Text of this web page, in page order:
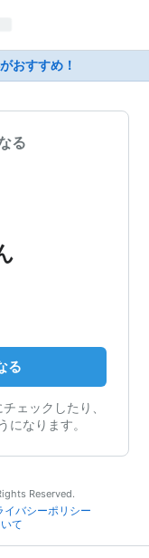
おすすめ！
る
る
ェックしたり、
になります。
Reserved.
イバシーポリシー
て